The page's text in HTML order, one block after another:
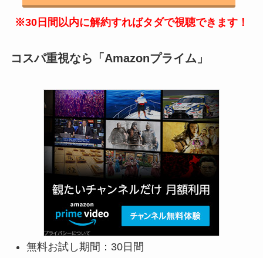
※30日間以内に解約すればタダで視聴できます！
コスパ重視なら「Amazonプライム」
無料お試し期間：30日間